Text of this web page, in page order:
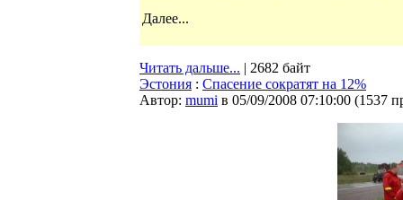
Далее...
Читать дальше... | 2682 байт
Эстония : Спасение сократят на 12%
Автор: mumi в 05/09/2008 07:10:00 (1537